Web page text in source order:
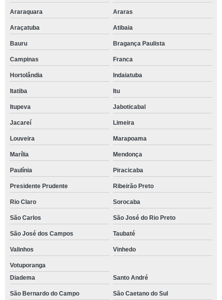
Araraquara Araras
Araçatuba Atibaia
Bauru Bragança Paulista
Campinas Franca
Hortolândia Indaiatuba
Itatiba Itu
Itupeva Jaboticabal
Jacareí Limeira
Louveira Marapoama
Marília Mendonça
Paulínia Piracicaba
Presidente Prudente Ribeirão Preto
Rio Claro Sorocaba
São Carlos São José do Rio Preto
São José dos Campos Taubaté
Valinhos Vinhedo
Votuporanga
Diadema
Santo André
São Bernardo do Campo
São Caetano do Sul